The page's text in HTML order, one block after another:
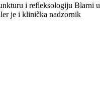
i refleksologiju Blarni u
je i klinička nadzornik